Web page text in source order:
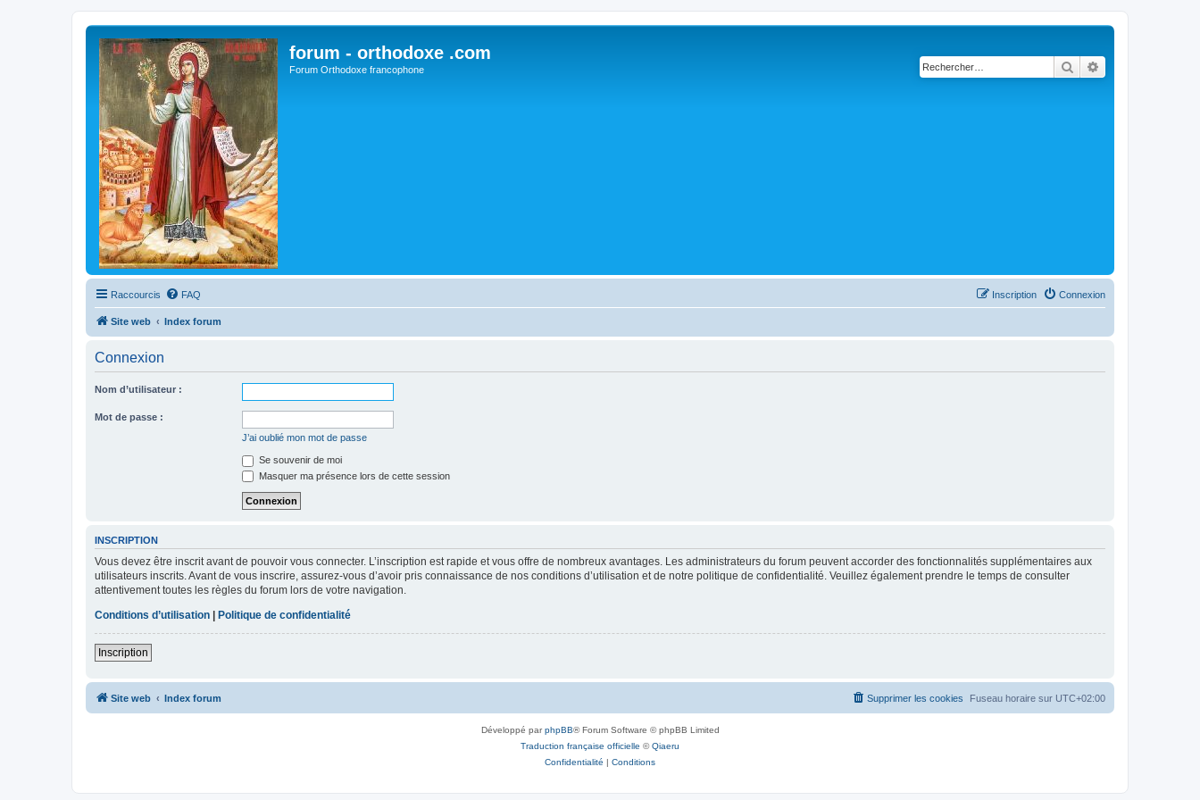
forum - orthodoxe .com
Forum Orthodoxe francophone Rechercher
Raccourcis FAQ Connexion
Inscription
Site web Index forum
Connexion
Nom d’utilisateur :
Mot de passe :
J’ai oublié mon mot de passe
Se souvenir de moi
Masquer ma présence lors de cette session
INSCRIPTION
Vous devez être inscrit avant de pouvoir vous connecter. L’inscription est rapide et vous offre de nombreux avantages. Les administrateurs du forum peuvent accorder des fonctionnalités supplémentaires aux
utilisateurs inscrits. Avant de vous inscrire, assurez-vous d’avoir pris connaissance de nos conditions d’utilisation et de notre politique de confidentialité. Veuillez également prendre le temps de consulter
attentivement toutes les règles du forum lors de votre navigation.
Conditions d’utilisation | Politique de confidentialité
Inscription
Site web Index forum Fuseau horaire sur UTC+02:00
Supprimer les cookies
Développé parphpBB® Forum Software © phpBB Limited
Traduction française officielle ©Qiaeru
Confidentialité | Conditions